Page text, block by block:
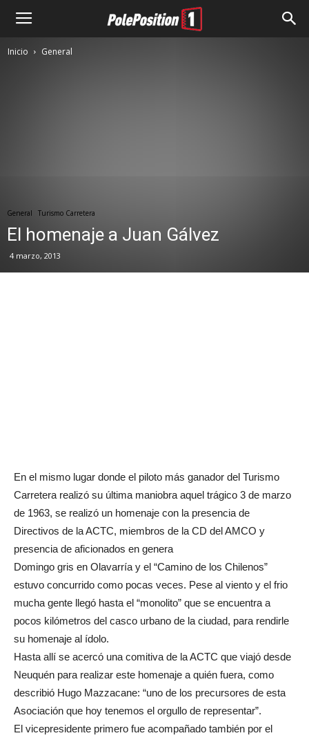
Inicio General
General Turismo Carretera
El homenaje a Juan Gálvez
4 marzo, 2013
En el mismo lugar donde el piloto más ganador del Turismo
Carretera realizó su última maniobra aquel trágico 3 de marzo
de 1963, se realizó un homenaje con la presencia de
Directivos de la ACTC, miembros de la CD del AMCO y
presencia de aficionados en genera
Domingo gris en Olavarría y el “Camino de los Chilenos”
estuvo concurrido como pocas veces. Pese al viento y el frio
mucha gente llegó hasta el “monolito” que se encuentra a
pocos kilómetros del casco urbano de la ciudad, para rendirle
su homenaje al ídolo.
Hasta allí se acercó una comitiva de la ACTC que viajó desde
Neuquén para realizar este homenaje a quién fuera, como
describió Hugo Mazzacane: “uno de los precursores de esta
Asociación que hoy tenemos el orgullo de representar”.
El vicepresidente primero fue acompañado también por el